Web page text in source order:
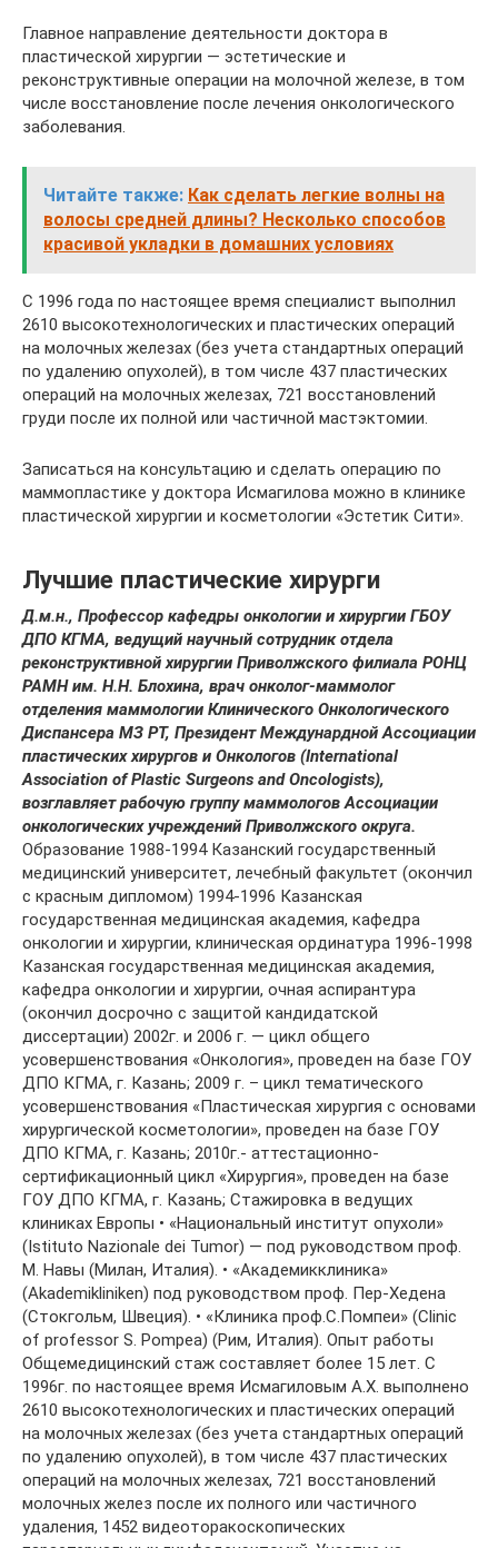
Главное направление деятельности доктора в
пластической хирургии — эстетические и
реконструктивные операции на молочной железе, в том
числе восстановление после лечения онкологического
заболевания.
Читайте также: Как сделать легкие волны на
волосы средней длины? Несколько способов
красивой укладки в домашних условиях
С 1996 года по настоящее время специалист выполнил
2610 высокотехнологических и пластических операций
на молочных железах (без учета стандартных операций
по удалению опухолей), в том числе 437 пластических
операций на молочных железах, 721 восстановлений
груди после их полной или частичной мастэктомии.
Записаться на консультацию и сделать операцию по
маммопластике у доктора Исмагилова можно в клинике
пластической хирургии и косметологии «Эстетик Сити».
Лучшие пластические хирурги
Д.м.н., Профессор кафедры онкологии и хирургии ГБОУ
ДПО КГМА, ведущий научный сотрудник отдела
реконструктивной хирургии Приволжского филиала РОНЦ
РАМН им. Н.Н. Блохина, врач онколог-маммолог
отделения маммологии Клинического Онкологического
Диспансера МЗ РТ, Президент Междунардной Ассоциации
пластических хирургов и Онкологов (International
Association of Plastic Surgeons and Oncologists),
возглавляет рабочую группу маммологов Ассоциации
онкологических учреждений Приволжского округа.
Образование 1988-1994 Казанский государственный
медицинский университет, лечебный факультет (окончил
с красным дипломом) 1994-1996 Казанская
государственная медицинская академия, кафедра
онкологии и хирургии, клиническая ординатура 1996-1998
Казанская государственная медицинская академия,
кафедра онкологии и хирургии, очная аспирантура
(окончил досрочно с защитой кандидатской
диссертации) 2002г. и 2006 г. — цикл общего
усовершенствования «Онкология», проведен на базе ГОУ
ДПО КГМА, г. Казань; 2009 г. – цикл тематического
усовершенствования «Пластическая хирургия с основами
хирургической косметологии», проведен на базе ГОУ
ДПО КГМА, г. Казань; 2010г.- аттестационно-
сертификационный цикл «Хирургия», проведен на базе
ГОУ ДПО КГМА, г. Казань; Стажировка в ведущих
клиниках Европы • «Национальный институт опухоли»
(Istituto Nazionale dei Tumor) — под руководством проф.
М. Навы (Милан, Италия). • «Академикклиника»
(Akademikliniken) под руководством проф. Пер-Хедена
(Стокгольм, Швеция). • «Клиника проф.С.Помпеи» (Clinic
of professor S. Pompea) (Рим, Италия). Опыт работы
Общемедицинский стаж составляет более 15 лет. С
1996г. по настоящее время Исмагиловым А.Х. выполнено
2610 высокотехнологических и пластических операций
на молочных железах (без учета стандартных операций
по удалению опухолей), в том числе 437 пластических
операций на молочных железах, 721 восстановлений
молочных желез после их полного или частичного
удаления, 1452 видеоторакоскопических